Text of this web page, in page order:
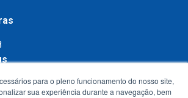
para o pleno funcionamento do nosso site,
sua experiência durante a navegação, bem